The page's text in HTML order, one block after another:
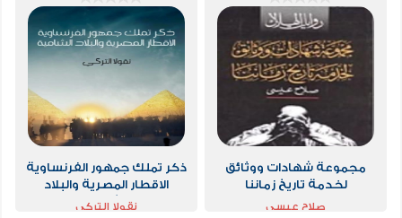
مجموعة شهادات ووثائق
لخدمة تاريخ زماننا
صلاح عيسى
ذكر تملك جمهور الفرنساوية
الاقطار المصرية والبلاد
الشامية
نقولا التركي